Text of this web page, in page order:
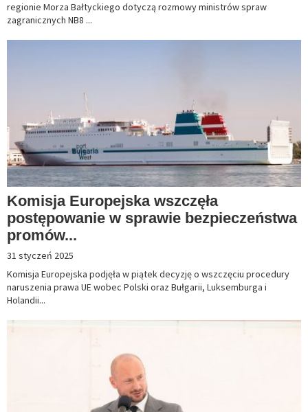
regionie Morza Bałtyckiego dotyczą rozmowy ministrów spraw
zagranicznych NB8 ...
Komisja Europejska wszczęła
postępowanie w sprawie bezpieczeństwa
promów...
31 styczeń 2025
Komisja Europejska podjęła w piątek decyzję o wszczęciu procedury
naruszenia prawa UE wobec Polski oraz Bułgarii, Luksemburga i
Holandii...